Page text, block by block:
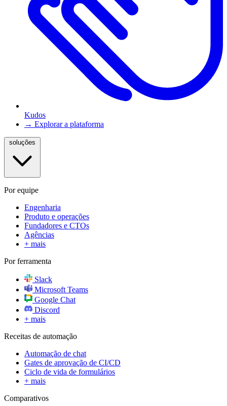
Kudos
→ Explorar a plataforma
Por equipe
Engenharia
Produto e operações
Fundadores e CTOs
Agências
+ mais
Por ferramenta
Slack
Microsoft Teams
Google Chat
Discord
+ mais
Receitas de automação
Automação de chat
Gates de aprovação de CI/CD
Ciclo de vida de formulários
+ mais
Comparativos